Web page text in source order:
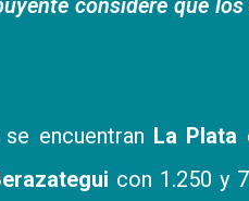
encuentran La Plata
con 1.250 y